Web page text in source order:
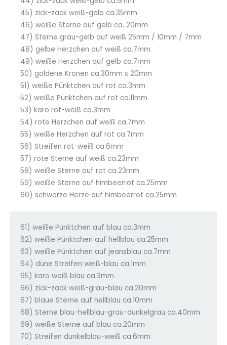
45) zick-zack weiß-gelb ca.35mm
46) weiße Sterne auf gelb ca. 20mm
47) Sterne grau-gelb auf weiß 25mm / 10mm / 7mm
48) gelbe Herzchen auf weiß ca.7mm
49) weiße Herzchen auf gelb ca.7mm
50) goldene Kronen ca.30mm x 20mm
51) weiße Pünktchen auf rot ca.3mm
52) weiße Pünktchen auf rot ca.11mm
53) karo rot-weiß ca.3mm
54) rote Herzchen auf weiß ca.7mm
55) weiße Herzchen auf rot ca.7mm
56) Streifen rot-weiß ca.6mm
57) rote Sterne auf weiß ca.23mm
58) weiße Sterne auf rot ca.23mm
59) weiße Sterne auf himbeerrot ca.25mm
60) schwarze Herze auf himbeerrot ca.25mm
61) weiße Pünktchen auf blau ca.3mm
62) weiße Pünktchen auf hellblau ca.25mm
63) weiße Pünktchen auf jeansblau ca.7mm
64) düne Streifen weiß-blau ca.1mm
65) karo weiß blau ca.3mm
66) zick-zack weiß-grau-blau ca.20mm
67) blaue Sterne auf hellblau ca.10mm
68) Sterne blau-hellblau-grau-dunkelgrau ca.40mm
69) weiße Sterne auf blau ca.20mm
70) Streifen dunkelblau-weiß ca.6mm